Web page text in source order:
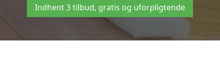
Indhent 3 tilbud, gratis og uforpligtende